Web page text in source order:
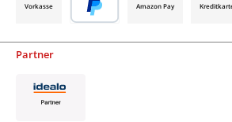
Vorkasse Amazon Pay
Partner